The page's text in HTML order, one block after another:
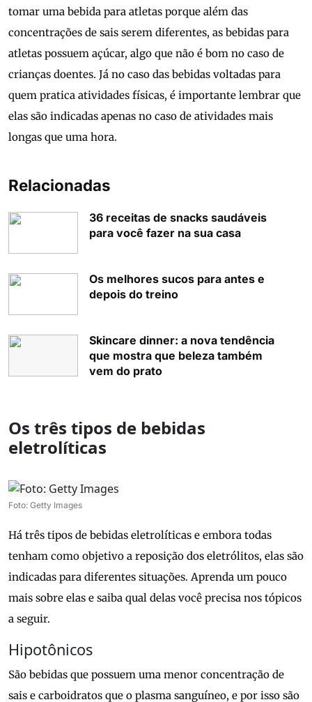
tomar uma bebida para atletas porque além das
concentrações de sais serem diferentes, as bebidas para
atletas possuem açúcar, algo que não é bom no caso de
crianças doentes. Já no caso das bebidas voltadas para
quem pratica atividades físicas, é importante lembrar que
elas são indicadas apenas no caso de atividades mais
longas que uma hora.
Relacionadas
36 receitas de snacks saudáveis
para você fazer na sua casa
Os melhores sucos para antes e
depois do treino
Skincare dinner: a nova tendência
que mostra que beleza também
vem do prato
Os três tipos de bebidas
eletrolíticas
Foto: Getty Images
Há três tipos de bebidas eletrolíticas e embora todas
tenham como objetivo a reposição dos eletrólitos, elas são
indicadas para diferentes situações. Aprenda um pouco
mais sobre elas e saiba qual delas você precisa nos tópicos
a seguir.
Hipotônicos
São bebidas que possuem uma menor concentração de
sais e carboidratos que o plasma sanguíneo, e por isso são